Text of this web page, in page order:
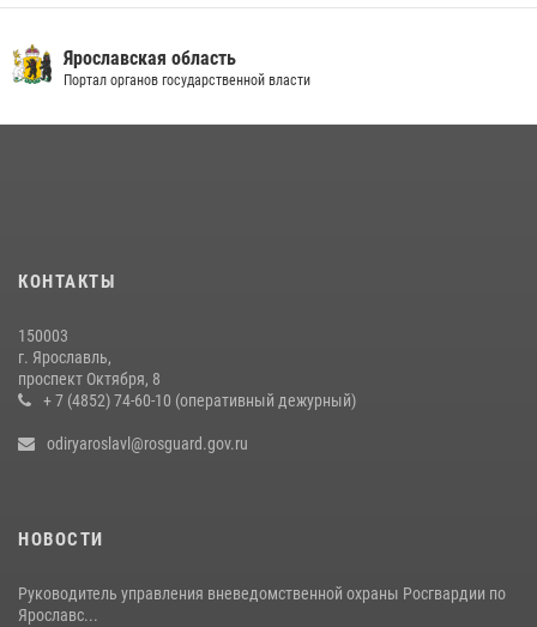
Росгвардейцы оказали помощь пострадавшему в ДТП
мотоциклисту в Ярославле
РОСГВАРДЕЙЦЫ ОБЕСПЕЧИЛИ БЕЗОПАСНОСТЬ ВО ВРЕМЯ
ПРОВЕДЕНИЯ РЯДА МЕРОПРИЯТИЙ В ЯРОСЛАВСКОЙ ОБЛАСТИ
20 июля 2026, 11:31 1
Ярославская область
Портал органов государственной власти
КОНТАКТЫ
150003
г. Ярославль,
проспект Октября, 8
+ 7 (4852) 74-60-10 (оперативный дежурный)
odiryaroslavl@rosguard.gov.ru
НОВОСТИ
Руководитель управления вневедомственной охраны Росгвардии по
Ярославс...